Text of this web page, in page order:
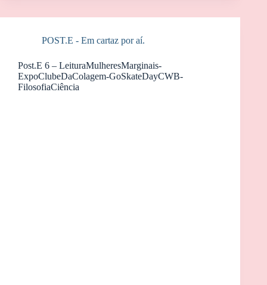
POST.E - Em cartaz por aí.
Post.E 6 – LeituraMulheresMarginais-
ExpoClubeDaColagem-GoSkateDayCWB-
FilosofiaCiência